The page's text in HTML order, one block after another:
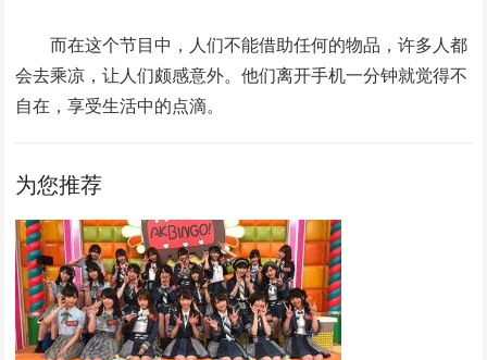
而在这个节目中，人们不能借助任何的物品，许多人都
会去乘凉，让人们颇感意外。他们离开手机一分钟就觉得不
自在，享受生活中的点滴。
为您推荐